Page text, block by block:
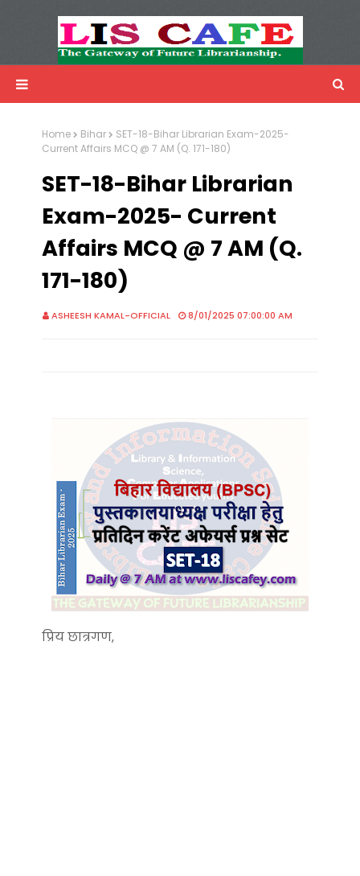
Advertisemnet
Home Bihar
SET-18-Bihar Librarian Exam-2025-
Current Affairs MCQ @ 7 AM (Q. 171-180)
SET-18-Bihar Librarian
Exam-2025- Current
Affairs MCQ @ 7 AM (Q.
171-180)
ASHEESH KAMAL-OFFICIAL 8/01/2025 07:00:00 AM
प्रिय छात्रगण,